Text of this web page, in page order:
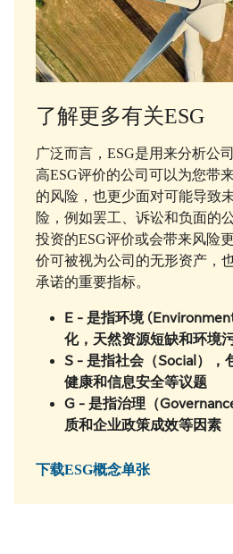
了解更多有关ESG
广泛而言，ESG是用来分析公
高ESG评价的公司可以为您带
的风险，也更少面对可能导致
险，例如罢工、诉讼和负面的
投资的ESG评价或会带来风险
价可被视为公司的无形资产，
承诺的重要指标。
E - 是指环境
化，天然资源短缺和环境
S - 是指社会（Social），
健康和信息安全等议题
G - 是指治理（
质和企业政策成效等因素
下载ESG概念单张